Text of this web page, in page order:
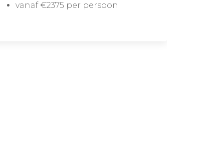
vanaf €2375 per persoon